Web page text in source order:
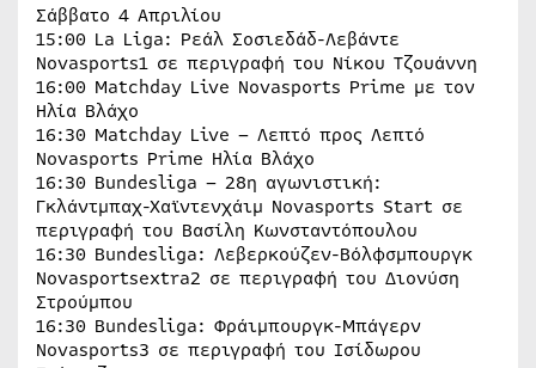
Σάββατο 4 Απριλίου
15:00 La Liga: Ρεάλ Σοσιεδάδ-Λεβάντε
Novasports1 σε περιγραφή του Νίκου Τζουάννη
16:00 Matchday Live Novasports Prime με τον
Ηλία Βλάχο
16:30 Matchday Live – Λεπτό προς Λεπτό
Novasports Prime Ηλία Βλάχο
16:30 Bundesliga – 28η αγωνιστική:
Γκλάντμπαχ-Χαϊντενχάιμ Novasports Start σε
περιγραφή του Βασίλη Κωνσταντόπουλου
16:30 Bundesliga: Λεβερκούζεν-Βόλφσμπουργκ
Novasportsextra2 σε περιγραφή του Διονύση
Στρούμπου
16:30 Bundesliga: Φράιμπουργκ-Μπάγερν
Novasports3 σε περιγραφή του Ισίδωρου